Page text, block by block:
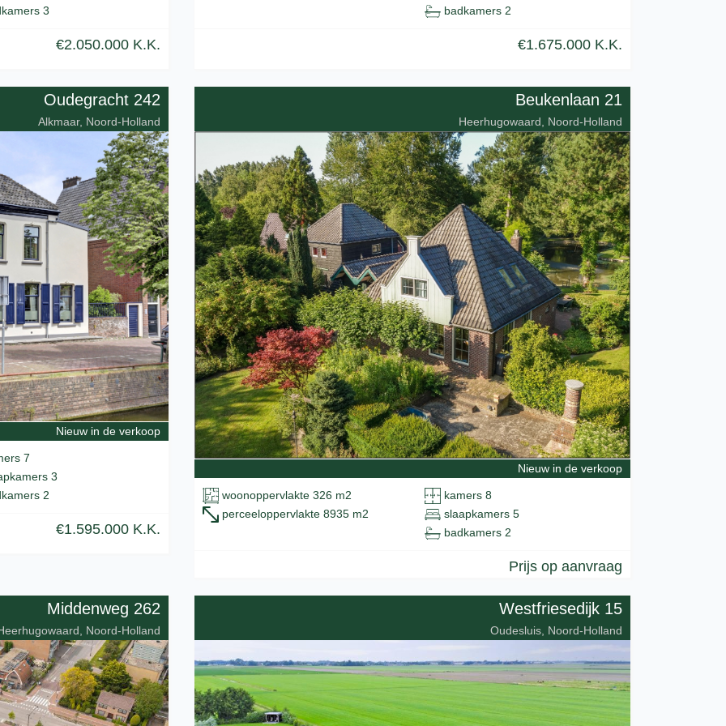
3
€2.050.000 K.K.
badkamers 2
€1.675.000 K.K.
Oudegracht 242
Alkmaar, Noord-Holland
Nieuw in de verkoop
7
3
2
€1.595.000 K.K.
Beukenlaan 21
Heerhugowaard, Noord-Holland
Nieuw in de verkoop
woonoppervlakte 326 m2
perceeloppervlakte 8935 m2
kamers 8
slaapkamers 5
badkamers 2
Prijs op aanvraag
Middenweg 262
Noord-Holland
Westfriesedijk 15
Oudesluis, Noord-Holland